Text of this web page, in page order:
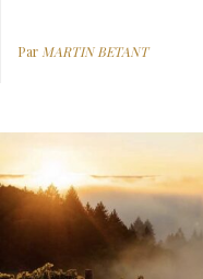
Par MARTIN BETANT